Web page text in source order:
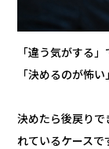
「違う気がする」
「決めるのが怖
決めたら後戻りで
れているケースで